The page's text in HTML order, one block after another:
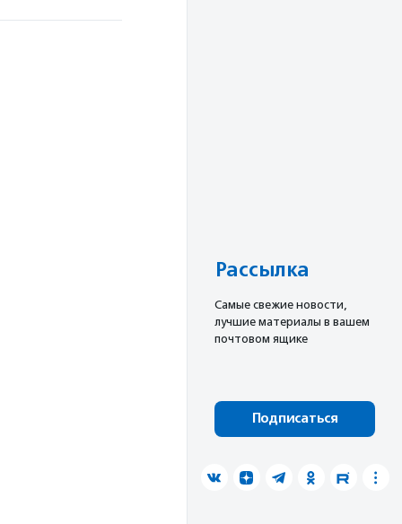
Рассылка
Cамые свежие новости,
лучшие материалы в вашем
почтовом ящике
Подписаться